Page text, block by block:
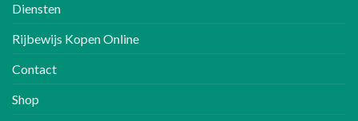
Diensten
Rijbewijs Kopen Online
Contact
Shop